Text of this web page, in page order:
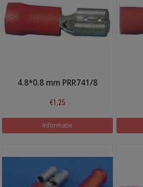
4.8*0.8 mm PRR741/8
€1,25
Informatie